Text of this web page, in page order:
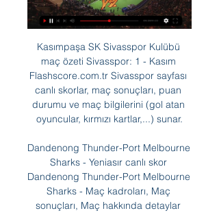
Kasımpaşa SK Sivasspor Kulübü
maç özeti Sivasspor: 1 - Kasım
Flashscore.com.tr Sivasspor sayfası
canlı skorlar, maç sonuçları, puan
durumu ve maç bilgilerini (gol atan
oyuncular, kırmızı kartlar,...) sunar.
Dandenong Thunder-Port Melbourne
Sharks - Yeniasır canlı skor
Dandenong Thunder-Port Melbourne
Sharks - Maç kadroları, Maç
sonuçları, Maç hakkında detaylar